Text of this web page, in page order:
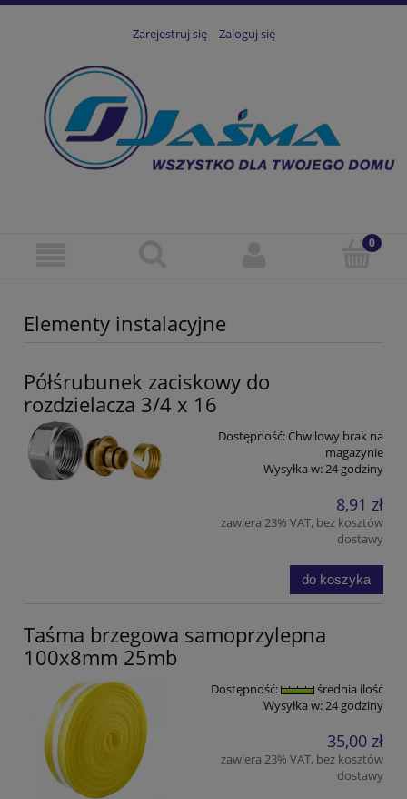
Zarejestruj się Zaloguj się
Elementy instalacyjne
Półśrubunek zaciskowy do
rozdzielacza 3/4 x 16
Dostępność: Chwilowy brak na
magazynie
Wysyłka w:24 godziny
8,91 zł
zawiera 23% VAT, bez kosztów
dostawy
do koszyka
Taśma brzegowa samoprzylepna
100x8mm 25mb
Dostępność:
średnia ilość
Wysyłka w:24 godziny
35,00 zł
zawiera 23% VAT, bez kosztów
dostawy